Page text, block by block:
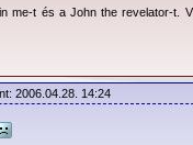
me-t és a John the revelator-t.
2006.04.28. 14:24